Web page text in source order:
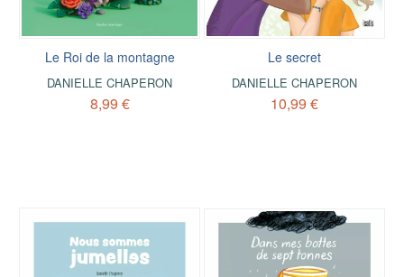
Le Roi de la montagne
DANIELLE CHAPERON
8,99 €
Le secret
DANIELLE CHAPERON
10,99 €